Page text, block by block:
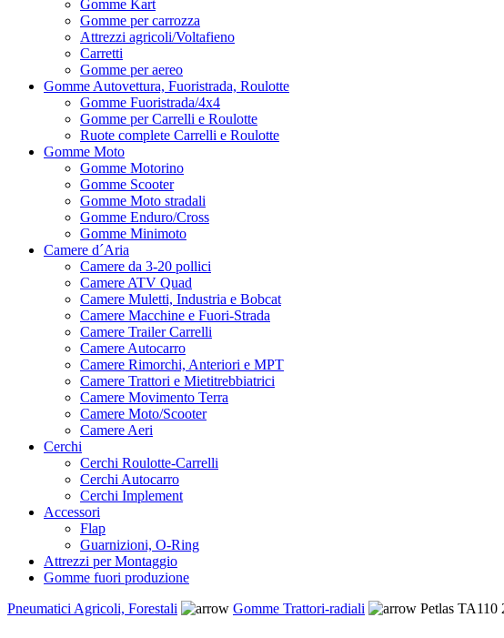
Gomme Kart
Gomme per carrozza
Attrezzi agricoli/Voltafieno
Carretti
Gomme per aereo
Gomme Autovettura, Fuoristrada, Roulotte
Gomme Fuoristrada/4x4
Gomme per Carrelli e Roulotte
Ruote complete Carrelli e Roulotte
Gomme Moto
Gomme Motorino
Gomme Scooter
Gomme Moto stradali
Gomme Enduro/Cross
Gomme Minimoto
Camere d´Aria
Camere da 3-20 pollici
Camere ATV Quad
Camere Muletti, Industria e Bobcat
Camere Macchine e Fuori-Strada
Camere Trailer Carrelli
Camere Autocarro
Camere Rimorchi, Anteriori e MPT
Camere Trattori e Mietitrebbiatrici
Camere Movimento Terra
Camere Moto/Scooter
Camere Aeri
Cerchi
Cerchi Roulotte-Carrelli
Cerchi Autocarro
Cerchi Implement
Accessori
Flap
Guarnizioni, O-Ring
Attrezzi per Montaggio
Gomme fuori produzione
Pneumatici Agricoli, Forestali
Gomme Trattori-radiali Petlas